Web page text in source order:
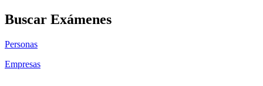
Buscar Exámenes
Personas
Empresas